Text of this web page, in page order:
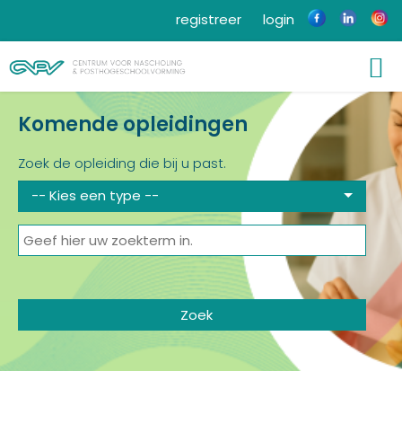
login
registreer
Komende opleidingen
Zoek de opleiding die bij u past.
-- Kies een type --